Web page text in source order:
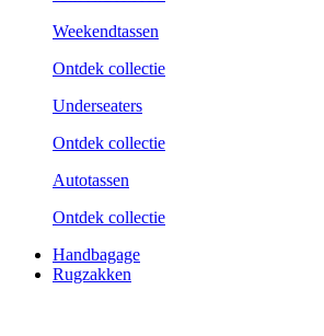
Weekend­tassen
Ontdek collectie
Underseaters
Ontdek collectie
Autotassen
Ontdek collectie
Handbagage
Rugzakken